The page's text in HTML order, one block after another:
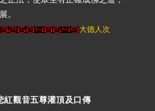
。
大德人次
紅觀音五尊灌頂及口傳